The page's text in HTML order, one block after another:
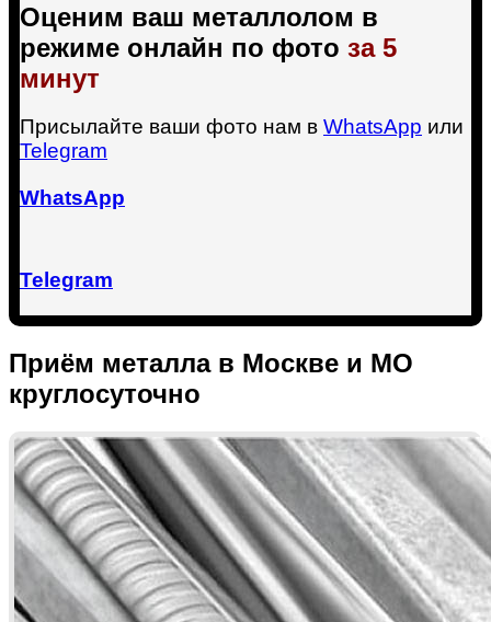
Оценим ваш металлолом в
режиме онлайн по фото за 5
минут
Присылайте ваши фото нам в WhatsApp или
Telegram
WhatsApp
Telegram
Приём металла в Москве и МО
круглосуточно